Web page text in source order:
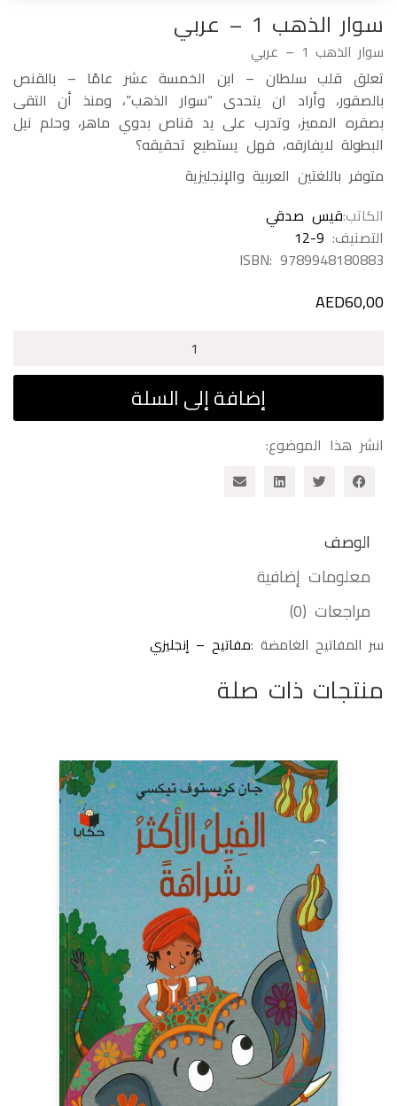
سوار الذهب 1 – عربي
سوار الذهب 1 – عربي
تعلق قلب سلطان – ابن الخمسة عشر عامًا – بالقنص
بالصقور، وأراد ان يتحدى “سوار الذهب”، ومنذ أن التقى
بصقره المميز، وتدرب على يد قناص بدوي ماهر، وحلم نيل
البطولة لايفارقه، فهل يستطيع تحقيقه؟
متوفر باللغتين العربية والإنجليزية
الكاتبقيس صدقي
التصنيف: 12-9
ISBN: 9789948180883
AED60,00
الذهب
-
عربي
إضافة إلى السلة
انشر هذا الموضوع:
الوصف
معلومات إضافية
مراجعات (0)
سر المفاتيح الغامضة :مفاتيح – إنجليزي
منتجات ذات صلة